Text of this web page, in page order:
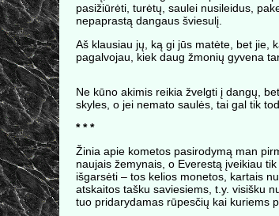
pasižiūrėti, turėtų, saulei nusileidus,
nepaprastą dangaus šviesulį.
Aš klausiau jų, ką gi jūs matėte, bet jie,
pagalvojau, kiek daug žmonių gyvena
Ne kūno akimis reikia žvelgti į dangų,
skyles, o jei nemato saulės, tai gal tik
* * *
Žinia apie kometos pasirodymą man
naujais žemynais, o Everestą įveikiau
išgarsėti – tos kelios monetos, kartais
atskaitos tašku saviesiems, t.y. visišku
tuo pridarydamas rūpesčių kai kuriems